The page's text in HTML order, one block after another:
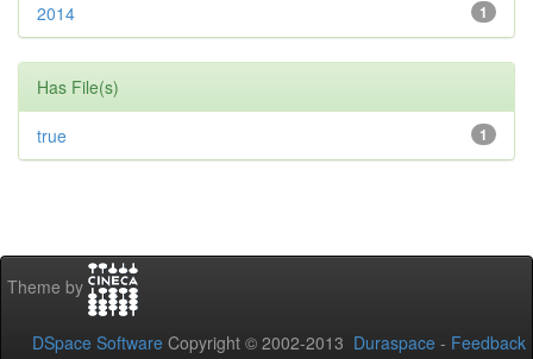
1
2014
Has File(s)
1
true
Theme by
DSpace Software Copyright © 2002-2013 Duraspace - Feedback